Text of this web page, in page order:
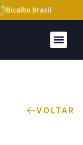
Bicalho Brasil
VOLTAR